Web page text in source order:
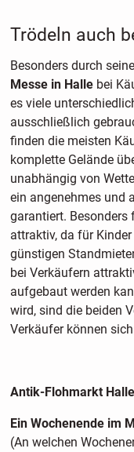
Trödeln auch
Besonders durch
Messe in Hallebei
es viele
ausschließlich
finden die meisten
komplette Gelände
unabhängig von
ein angenehmes und
garantiert. Besonders
attraktiv, da für
günstigen
bei Verkäufern
aufgebaut werden
wird, sind die beiden
Verkäufer können
Antik-Flohmarkt
Ein Wochenende im
(An welchen